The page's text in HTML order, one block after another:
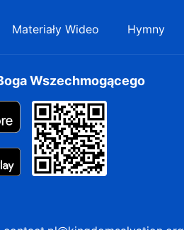
Materiały Wideo Hymny
Wszechmogącego